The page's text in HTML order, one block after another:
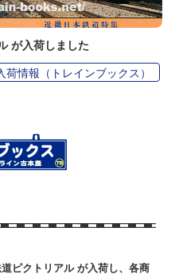
が入荷しました
荷情報（トレインブックス）
ピクトリアル が入荷し、各商